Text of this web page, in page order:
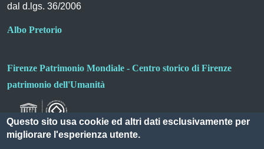
dal d.lgs. 36/2006
Albo Pretorio
Firenze Patrimonio Mondiale - Centro storico di Firenze
patrimonio dell'Umanità
Questo sito usa cookie ed altri dati esclusivamente per
migliorare l'esperienza utente.